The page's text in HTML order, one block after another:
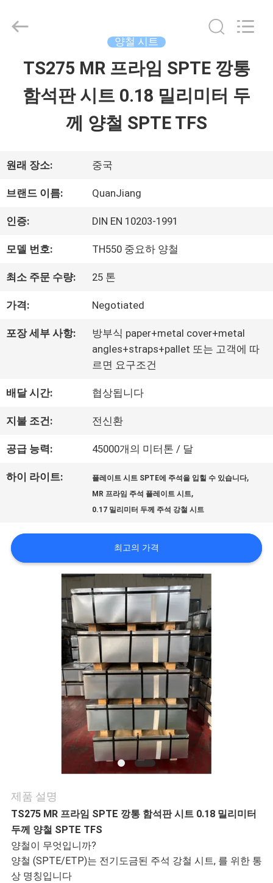
화
면
회
사
소
개
공
장
여
행
질
식
케
이
PACKAGING
CO.,LTD.
양철 시트
TS275 MR 프라임 SPTE 깡통
함석판 시트 0.18 밀리미터 두
께 양철 SPTE TFS
원래 장소: 중국
브랜드 이름: QuanJiang
인증: DIN EN 10203-1991
모델 번호: TH550 중요하 양철
최소 주문 수량: 25 톤
가격: Negotiated
포장 세부 사항:
방부식 paper+metal cover+metal
angles+straps+pallet 또는 고객에 따
르면 요구조건
배달 시간: 협상됩니다
지불 조건: 전신환
공급 능력: 45000개의 미터톤 / 달
하이 라이트: 플레이트 시트 SPTE에 주석을 입힐 수 있습니다,
MR 프라임 주석 플레이트 시트,
0.17 밀리미터 두께 주석 강철 시트
최고의 가격
제품 설명
TS275 MR 프라임 SPTE 깡통 함석판 시트 0.18 밀리미터
두께 양철 SPTE TFS
양철이 무엇입니까?
양철 (SPTE/ETP)는 전기도금된 주석 강철 시트, 를 위한 통
상 명칭입니다